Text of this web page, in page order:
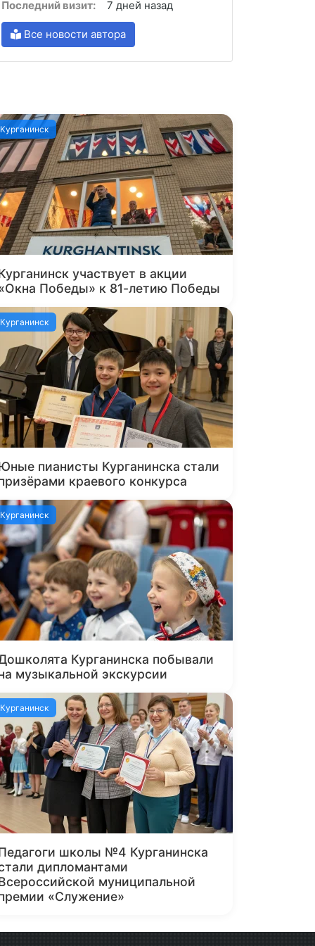
Последний визит:
7 дней назад
Все новости автора
Курганинск
участвует в акции
Победы» к 81-летию Победы
Курганинск
пианисты Курганинска стали
краевого конкурса
Курганинск
Курганинска побывали
музыкальной экскурсии
Курганинск
школы №4 Курганинска
дипломантами
муниципальной
«Служение»